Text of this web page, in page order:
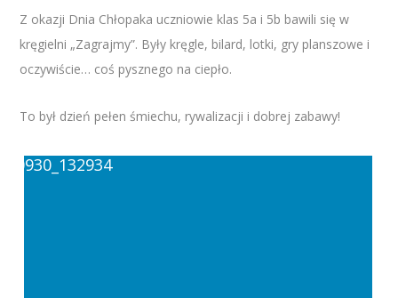
Z okazji Dnia Chłopaka uczniowie klas 5a i 5b bawili się w
kręgielni „Zagrajmy”. Były kręgle, bilard, lotki, gry planszowe i
oczywiście… coś pysznego na ciepło.
To był dzień pełen śmiechu, rywalizacji i dobrej zabawy!